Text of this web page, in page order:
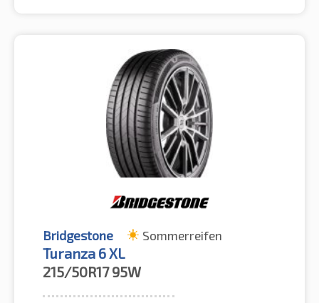
Bridgestone Sommerreifen
Turanza 6 XL
215/50R17 95W